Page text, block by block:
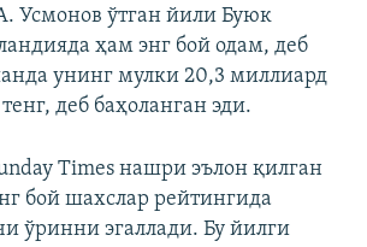
Усмонов ўтган йили Буюк
ҳам энг бой одам, деб
унинг мулки 20,3 миллиард
деб баҳоланган эди.
Times нашри эълон қилган
бой шахслар рейтингида
ўринни эгаллади. Бу йилги